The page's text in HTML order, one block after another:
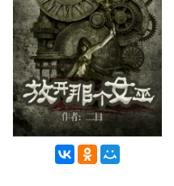
08:45
08:19
09:10
08:45
10:01